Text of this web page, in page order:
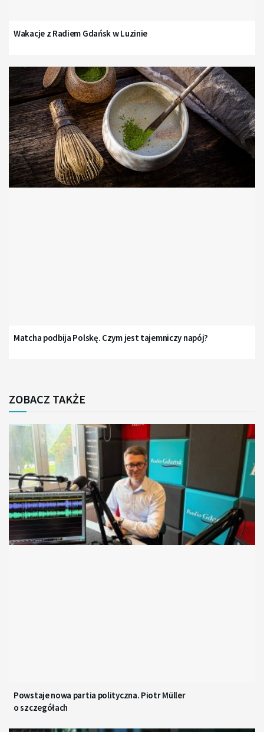
Wakacje z Radiem Gdańsk w Luzinie
Matcha podbija Polskę. Czym jest tajemniczy napój?
ZOBACZ TAKŻE
Powstaje nowa partia polityczna. Piotr Müller
o szczegółach